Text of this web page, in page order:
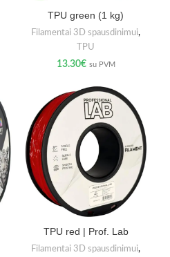
TPU green (1 kg)
Filamentai 3D spausdinimui,
TPU
13.30€ su PVM
TPU red | Prof. Lab
Filamentai 3D spausdinimui,